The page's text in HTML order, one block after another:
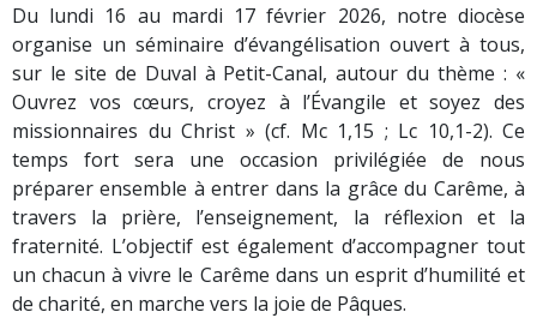
Du lundi 16 au mardi 17 février 2026, notre diocèse
organise un séminaire d’évangélisation ouvert à tous,
sur le site de Duval à Petit-Canal, autour du thème : «
Ouvrez vos cœurs, croyez à l’Évangile et soyez des
missionnaires du Christ » (cf. Mc 1,15 ; Lc 10,1-2). Ce
temps fort sera une occasion privilégiée de nous
préparer ensemble à entrer dans la grâce du Carême, à
travers la prière, l’enseignement, la réflexion et la
fraternité. L’objectif est également d’accompagner tout
un chacun à vivre le Carême dans un esprit d’humilité et
de charité, en marche vers la joie de Pâques.